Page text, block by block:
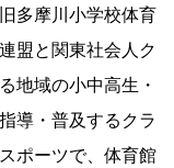
多摩川小学校体育
盟と関東社会人ク
地域の小中高生・
導・普及するクラ
ポーツで、体育館